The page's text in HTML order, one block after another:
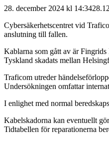
28. december 2024 kl 14:34
Cybersäkerhetscentret vid
anslutning till fallen.
Kablarna som gått av är
Tyskland skadats mellan
Traficom utreder
Undersökningen omfattar
I enlighet med normal
Kabelskadorna kan eventuellt
Tidtabellen för reparationerna